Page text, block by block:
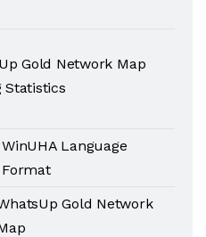
Gold Network Map
Statistics
WinUHA Language
Format
Gold Network